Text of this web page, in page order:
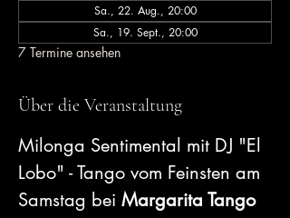
Sa., 22. Aug., 20:00
Sa., 19. Sept., 20:00
7 Termine ansehen
Über die Veranstaltung
Milonga Sentimental mit DJ "El
Lobo" - Tango vom Feinsten am
Samstag bei Margarita Tango